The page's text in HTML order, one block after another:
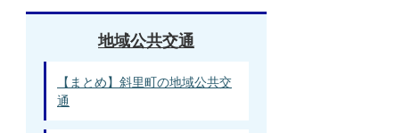
地域公共交通
【まとめ】斜里町の地域公共交
通